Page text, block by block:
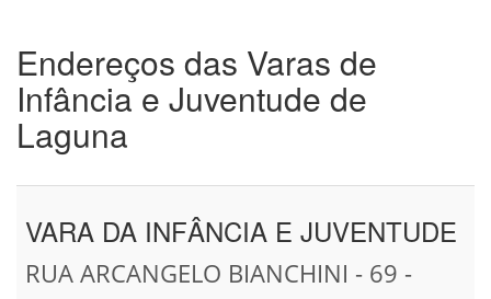
Endereços das Varas de
Infância e Juventude de
Laguna
VARA DA INFÂNCIA E JUVENTUDE
RUA ARCANGELO BIANCHINI - 69 -